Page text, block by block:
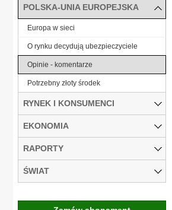
POLSKA-UNIA EUROPEJSKA
Europa w sieci
O rynku decydują ubezpieczyciele
Opinie - komentarze
Potrzebny złoty środek
RYNEK I KONSUMENCI
EKONOMIA
RAPORTY
ŚWIAT